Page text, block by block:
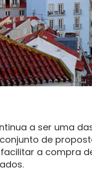
a ser uma
de
a compra